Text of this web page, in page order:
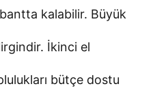
kalabilir. Büyük
İkinci el
bütçe dostu